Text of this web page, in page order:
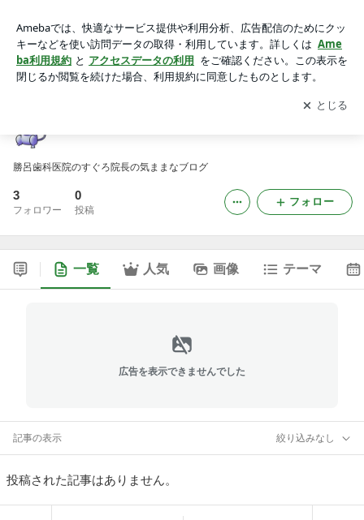
アプリをダウンロードして ブログの更新通知
を受け取りまし
ょう。
開く
勝呂歯科医院のすぐろ院長の気ままなブログ
3
フォロワー
0
投稿
フォロー
一覧 人気 画像 テーマ
広告を表示できませんでした
記事の表示 絞り込みなし
投稿された記事はありません。